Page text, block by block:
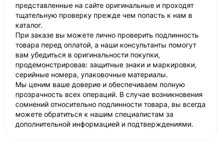
представленные на сайте оригинальные и проходят
тщательную проверку прежде чем попасть к нам в
каталог.
При заказе вы можете лично проверить подлинность
товара перед оплатой, а наши консультанты помогут
вам убедиться в оригинальности покупки,
продемонстрировав: защитные знаки и маркировки,
серийные номера, упаковочные материалы.
Мы ценим ваше доверие и обеспечиваем полную
прозрачность всех операций. В случае возникновения
сомнений относительно подлинности товара, вы всегда
можете обратиться к нашим специалистам за
дополнительной информацией и подтверждениями.